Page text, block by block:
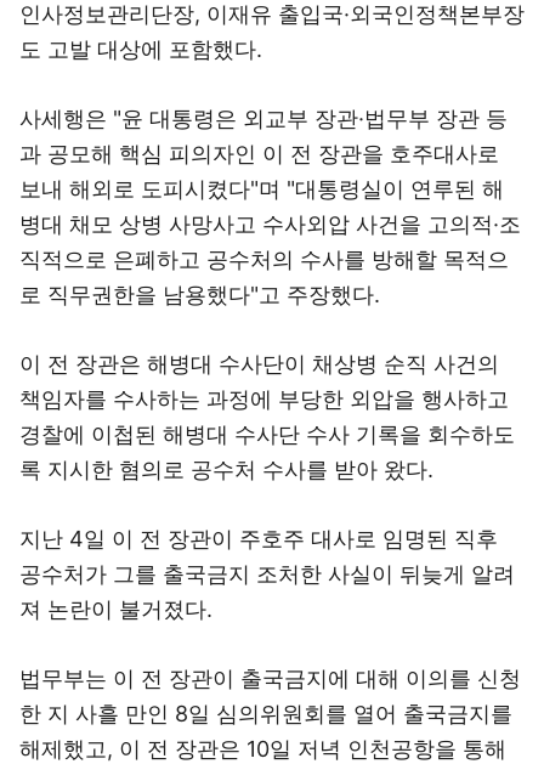
인사정보관리단장, 이재유 출입국·외국인정책본부장
도 고발 대상에 포함했다.
사세행은 "윤 대통령은 외교부 장관·법무부 장관 등
과 공모해 핵심 피의자인 이 전 장관을 호주대사로
보내 해외로 도피시켰다"며 "대통령실이 연루된 해
병대 채모 상병 사망사고 수사외압 사건을 고의적·조
직적으로 은폐하고 공수처의 수사를 방해할 목적으
로 직무권한을 남용했다"고 주장했다.
이 전 장관은 해병대 수사단이 채상병 순직 사건의
책임자를 수사하는 과정에 부당한 외압을 행사하고
경찰에 이첩된 해병대 수사단 수사 기록을 회수하도
록 지시한 혐의로 공수처 수사를 받아 왔다.
지난 4일 이 전 장관이 주호주 대사로 임명된 직후
공수처가 그를 출국금지 조처한 사실이 뒤늦게 알려
져 논란이 불거졌다.
법무부는 이 전 장관이 출국금지에 대해 이의를 신청
한 지 사흘 만인 8일 심의위원회를 열어 출국금지를
해제했고, 이 전 장관은 10일 저녁 인천공항을 통해